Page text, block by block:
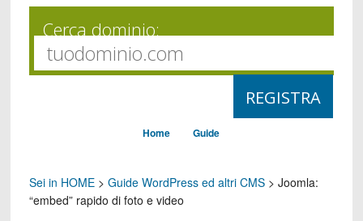
Cerca dominio:
Home Guide
Sei in HOME> Guide WordPress ed altri CMS> Joomla:
“embed” rapido di foto e video